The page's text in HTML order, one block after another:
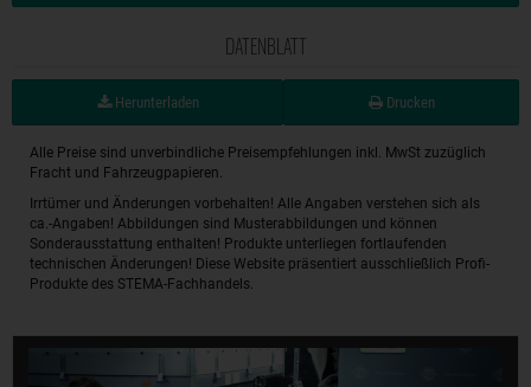
DATENBLATT
Herunterladen Drucken
Alle Preise sind unverbindliche Preisempfehlungen inkl. MwSt zuzüglich
Fracht und Fahrzeugpapieren.
Irrtümer und Änderungen vorbehalten! Alle Angaben verstehen sich als
ca.-Angaben! Abbildungen sind Musterabbildungen und können
Sonderausstattung enthalten! Produkte unterliegen fortlaufenden
technischen Änderungen! Diese Website präsentiert ausschließlich Profi-
Produkte des STEMA-Fachhandels.